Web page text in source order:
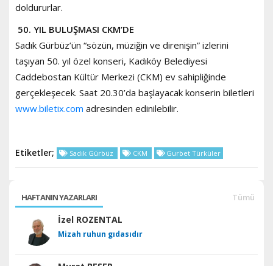
doldururlar.
50. YIL BULUŞMASI CKM’DE
Sadık Gürbüz’ün “sözün, müziğin ve direnişin” izlerini
taşıyan 50. yıl özel konseri, Kadıköy Belediyesi
Caddebostan Kültür Merkezi (CKM) ev sahipliğinde
gerçekleşecek. Saat 20.30’da başlayacak konserin biletleri
www.biletix.com adresinden edinilebilir.
Etiketler; Sadık Gürbüz CKM Gurbet Türküler
HAFTANIN YAZARLARI Tümü
İzel ROZENTAL
Mizah ruhun gıdasıdır